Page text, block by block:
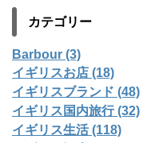
カテゴリー
Barbour (3)
イギリスお店 (18)
イギリスブランド (48)
イギリス国内旅行 (32)
イギリス生活 (118)